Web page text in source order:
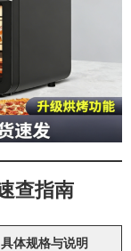
查指南
具体规格与说明